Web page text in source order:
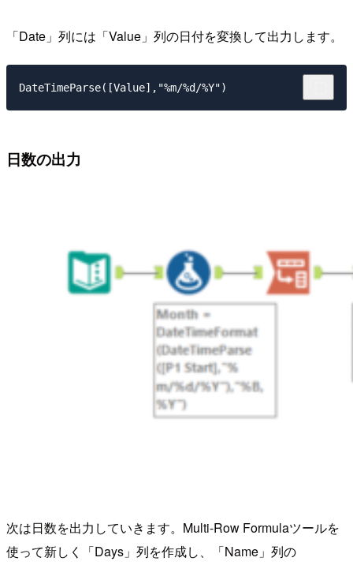
「Date」列には「Value」列の日付を変換して出力します。
DateTimeParse([Value],"%m/%d/%Y")
日数の出力
次は日数を出力していきます。Multi-Row Formulaツールを
使って新しく「Days」列を作成し、「Name」列の